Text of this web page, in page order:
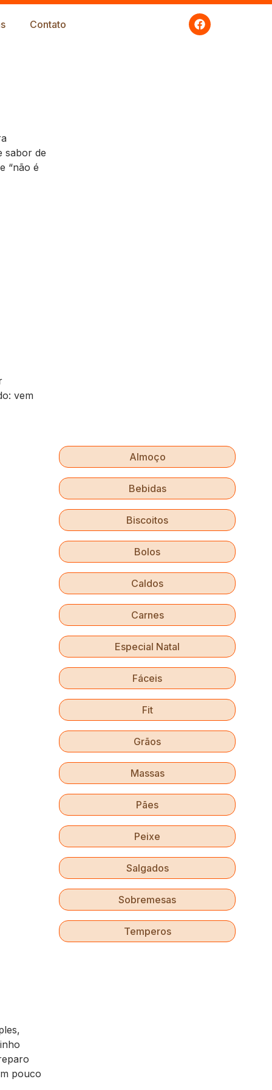
Contato
sabor de
“não é
vem
pouco
Almoço
Bebidas
Biscoitos
Bolos
Caldos
Carnes
Especial Natal
Fáceis
Fit
Grãos
Massas
Pães
Peixe
Salgados
Sobremesas
Temperos